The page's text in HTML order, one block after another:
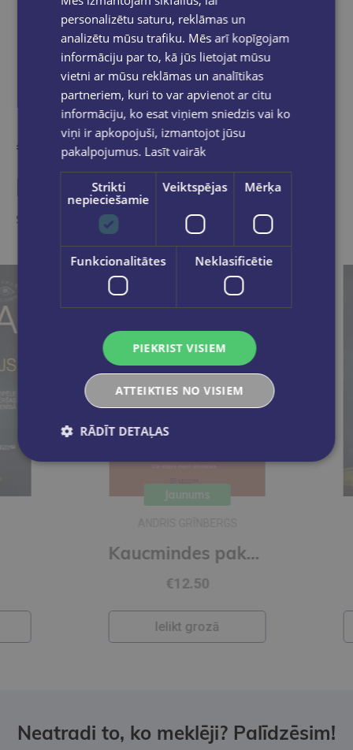
Dalies sociālajos tīklos:
Kāds nesen iegādājās
Šīs preces ir pamanījuši citi e-veikala apmeklētāji
Jaunums
Kaucmindes pakavs
€12.50
Ielikt grozā
Neatradi to, ko meklēji? Palīdzēsim!
personalizētu saturu, reklāmas un
analizētu mūsu trafiku. Mēs arī kopīgojam
informāciju par to, kā jūs lietojat mūsu
vietni ar mūsu reklāmas un analītikas
partneriem, kuri to var apvienot ar citu
informāciju, ko esat viņiem sniedzis vai ko
viņi ir apkopojuši, izmantojot jūsu
pakalpojumus. Lasīt vairāk
Strikti
nepieciešamie
Veiktspējas Mērķa
Funkcionalitātes Neklasificētie
PIEKRIST VISIEM
ATTEIKTIES NO VISIEM
RĀDĪT DETAĻAS